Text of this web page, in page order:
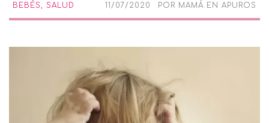
BEBÉS SALUD 11/07/2020 POR MAMÁ EN APUROS